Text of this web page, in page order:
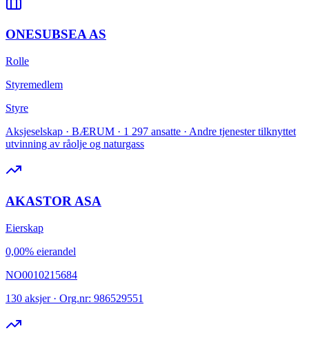
ONESUBSEA AS
Rolle
Styremedlem
Styre
Aksjeselskap · BÆRUM · 1 297 ansatte · Andre tjenester tilknyttet
utvinning av råolje og naturgass
AKASTOR ASA
Eierskap
0,00% eierandel
NO0010215684
130 aksjer · Org.nr: 986529551